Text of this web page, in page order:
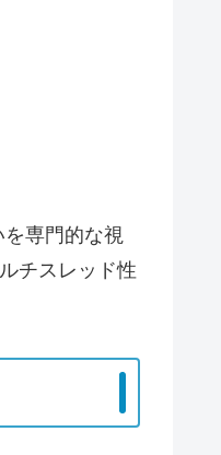
専門的な視
チスレッド性